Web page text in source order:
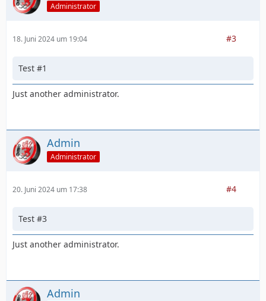
Administrator
18. Juni 2024 um 19:04 #3
Test #1
Just another administrator.
Admin
Administrator
20. Juni 2024 um 17:38 #4
Test #3
Just another administrator.
Admin